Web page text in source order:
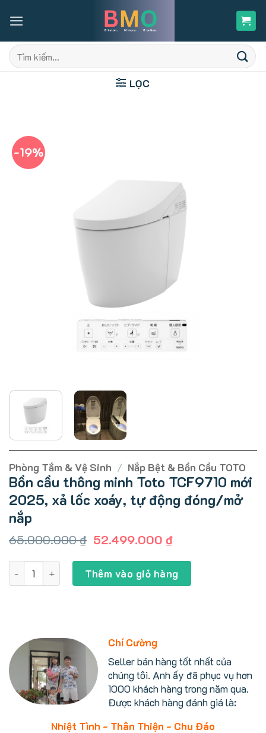
Tìm
kiếm:
LỌC
-19%
Phòng Tắm & Vệ Sinh / Nắp Bệt & Bồn Cầu TOTO
Bồn cầu thông minh Toto TCF9710 mới
2025, xả lốc xoáy, tự động đóng/mở
nắp
65.000.000₫ Giá
là:
65.000.000 ₫.
52.499.000 ₫Giá
tại
là:
52.499.000 ₫.
Bồn cầu thông minh Toto TCF9710 mới 2025, xả lốc xoáy,
Thêm vào giỏ hàng
Chí Cường
Seller bán hàng tốt nhất của
chúng tôi. Anh ấy đã phục vụ hơn
1000 khách hàng trong năm qua.
Được khách hàng đánh giá là:
Nhiệt Tình - Thân Thiện - Chu Đáo